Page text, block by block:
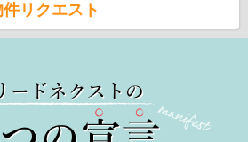
件リクエスト